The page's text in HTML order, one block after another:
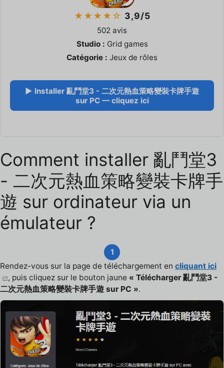
★★★★☆ 3,9/5
502 avis
Studio : Grid games
Catégorie : Jeux de rôles
▶ Installer 亂鬥堂3 - 二次元熱血策略變裝卡牌手遊
sur PC — cliquez ici
Comment installer 亂鬥堂3
- 二次元熱血策略變裝卡牌手
遊 sur ordinateur via un
émulateur ?
1
Rendez-vous sur la page de téléchargement en cliquant ici
, puis cliquez sur le bouton jaune « Télécharger 亂鬥堂3 -
二次元熱血策略變裝卡牌手遊 sur PC ».